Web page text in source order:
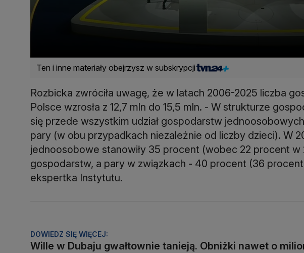
Ten i inne materiały obejrzysz w subskrypcji
Rozbicka zwróciła uwagę, że w latach 2006-2025 liczba
Polsce wzrosła z 12,7 mln do 15,5 mln. - W strukturze
się przede wszystkim udział gospodarstw
pary (w obu przypadkach niezależnie od liczby dzieci). W
jednoosobowe stanowiły 35 procent (wobec 22 procent
gospodarstw, a pary w związkach - 40 procent (36
ekspertka Instytutu.
DOWIEDZ SIĘ WIĘCEJ:
Wille w Dubaju gwałtownie tanieją. Obniżki nawet o